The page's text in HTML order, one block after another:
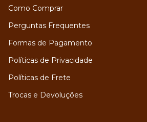
Como Comprar
Perguntas Frequentes
Formas de Pagamento
Políticas de Privacidade
Políticas de Frete
Trocas e Devoluções